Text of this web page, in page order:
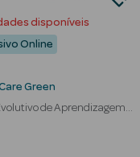
disponíveis
Online
Green
de Aprendizagem 3